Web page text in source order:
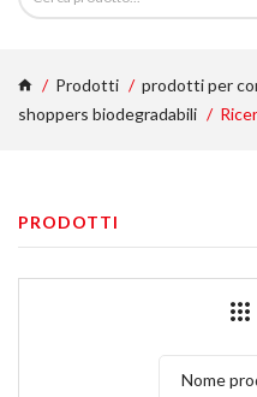
Prodotti prodotti per
shoppers biodegradabili
PRODOTTI
Nome